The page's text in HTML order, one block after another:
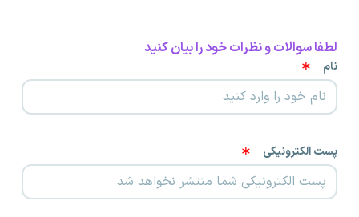
لطفا سوالات و نظرات خود را بیان کنید
نام
پست الکترونیکی